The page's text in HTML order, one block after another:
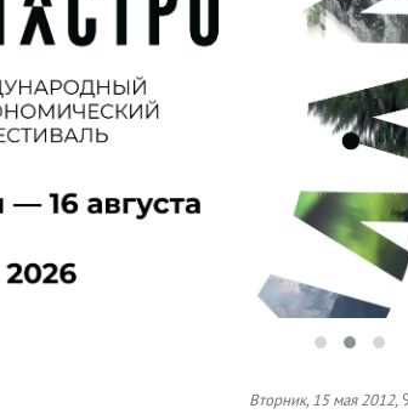
Вторник, 15 мая 2012,